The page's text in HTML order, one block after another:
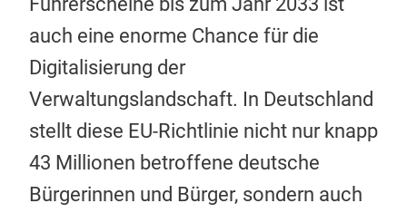
auch eine enorme Chance für die
Digitalisierung der
Verwaltungslandschaft. In Deutschland
stellt diese EU-Richtlinie nicht nur knapp
43 Millionen betroffene deutsche
Bürgerinnen und Bürger, sondern auch